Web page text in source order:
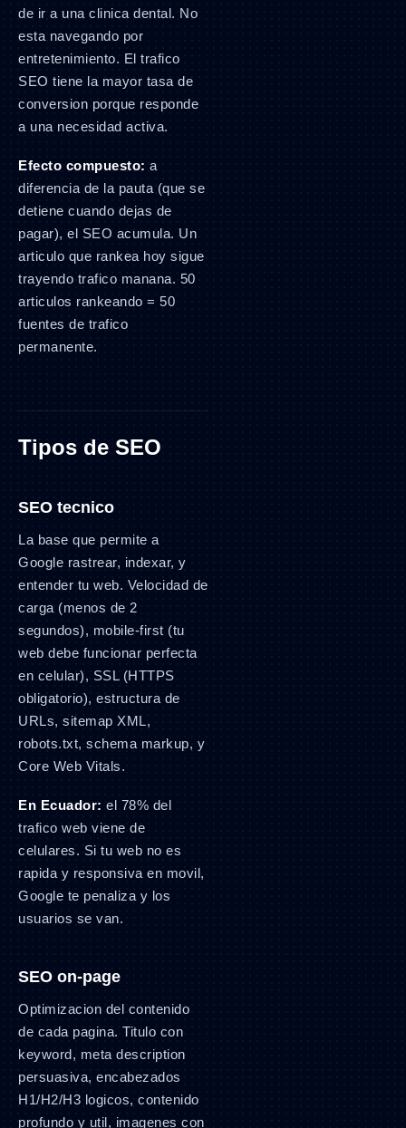
de ir a una clinica dental. No
esta navegando por
entretenimiento. El trafico
SEO tiene la mayor tasa de
conversion porque responde
a una necesidad activa.
Efecto compuesto: a
diferencia de la pauta (que se
detiene cuando dejas de
pagar), el SEO acumula. Un
articulo que rankea hoy sigue
trayendo trafico manana. 50
articulos rankeando = 50
fuentes de trafico
permanente.
Tipos de SEO
SEO tecnico
La base que permite a
Google rastrear, indexar, y
entender tu web. Velocidad de
carga (menos de 2
segundos), mobile-first (tu
web debe funcionar perfecta
en celular), SSL (HTTPS
obligatorio), estructura de
URLs, sitemap XML,
robots.txt, schema markup, y
Core Web Vitals.
En Ecuador: el 78% del
trafico web viene de
celulares. Si tu web no es
rapida y responsiva en movil,
Google te penaliza y los
usuarios se van.
SEO on-page
Optimizacion del contenido
de cada pagina. Titulo con
keyword, meta description
persuasiva, encabezados
H1/H2/H3 logicos, contenido
profundo y util, imagenes con